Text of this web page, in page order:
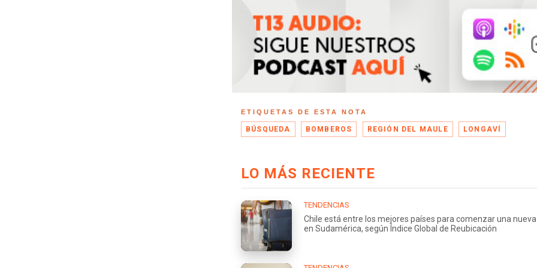
ETIQUETAS DE ESTA NOTA
BÚSQUEDA BOMBEROS REGIÓN DEL MAULE LONGAVÍ
LO MÁS RECIENTE
TENDENCIAS
Chile está entre los mejores países para comenzar una
en Sudamérica, según Índice Global de Reubicación